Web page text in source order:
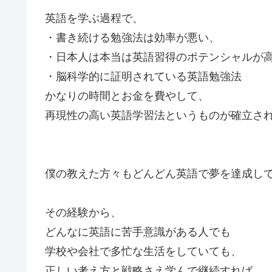
英語を学ぶ過程で、
・書き続ける勉強法は効率が悪い、
・日本人は本当は英語習得のポテンシャルが高
・脳科学的に証明されている英語勉強法
かなりの時間とお金を費やして、
再現性の高い英語学習法というものが確立さ
僕の教えた方々もどんどん英語で夢を達成し
その経験から、
どんなに英語に苦手意識がある人でも
学校や会社で多忙な生活をしていても、